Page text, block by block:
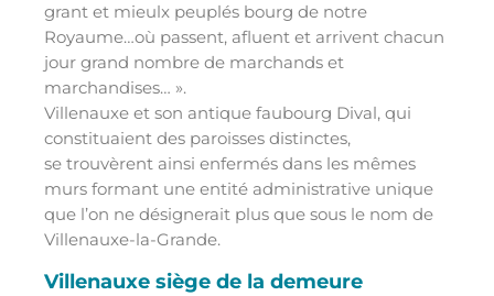
grant et mieulx peuplés bourg de notre
Royaume…où passent, afluent et arrivent chacun
jour grand nombre de marchands et
marchandises… ».
Villenauxe et son antique faubourg Dival, qui
constituaient des paroisses distinctes,
se trouvèrent ainsi enfermés dans les mêmes
murs formant une entité administrative unique
que l’on ne désignerait plus que sous le nom de
Villenauxe-la-Grande.
Villenauxe siège de la demeure